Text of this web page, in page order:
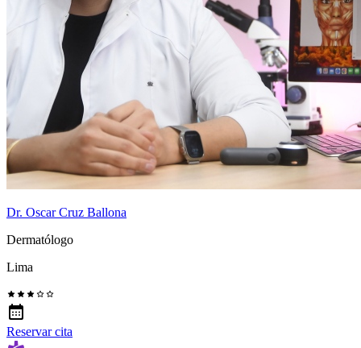
Dr. Oscar Cruz Ballona
Dermatólogo
Lima
Reservar cita